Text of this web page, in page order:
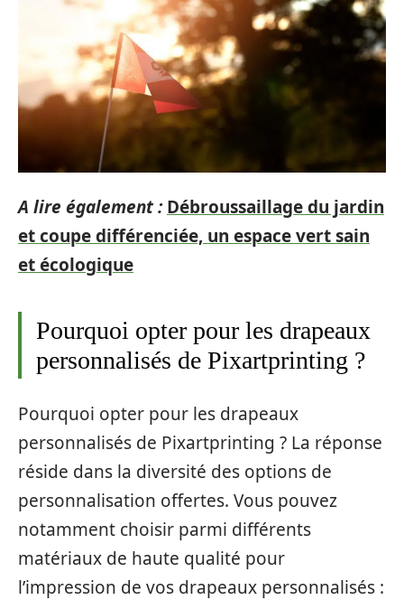
A lire également : Débroussaillage du jardin
et coupe différenciée, un espace vert sain
et écologique
Pourquoi opter pour les drapeaux
personnalisés de Pixartprinting ?
Pourquoi opter pour les drapeaux
personnalisés de Pixartprinting ? La réponse
réside dans la diversité des options de
personnalisation offertes. Vous pouvez
notamment choisir parmi différents
matériaux de haute qualité pour
l’impression de vos drapeaux personnalisés :